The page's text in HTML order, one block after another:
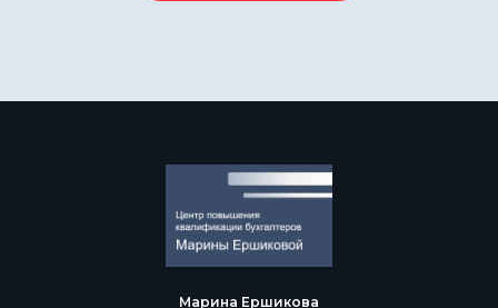
Марина Ершикова